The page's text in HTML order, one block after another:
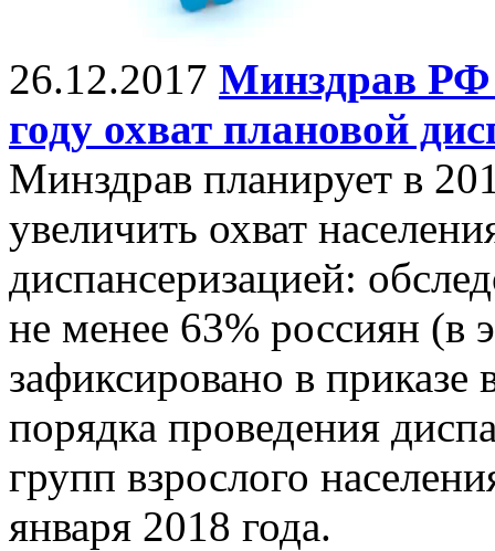
26.12.2017 Минздрав РФ
году охват плановой
Минздрав планирует в
увеличить охват
диспансеризацией:
не менее 63% россиян (в
зафиксировано в
порядка проведения
групп взрослого
января 2018 года.